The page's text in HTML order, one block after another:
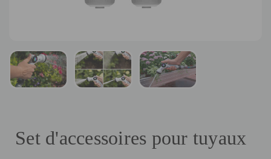
Set d'accessoires pour tuyaux